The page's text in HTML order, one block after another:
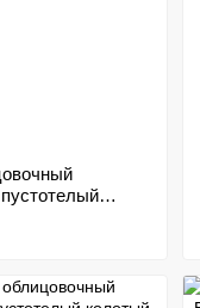
черный